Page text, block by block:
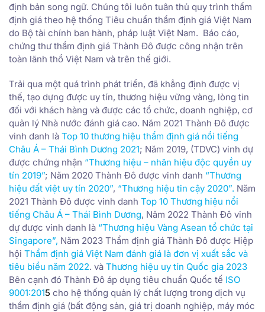
định bản song ngữ. Chúng tôi luôn tuân thủ quy trình thẩm
định giá theo hệ thống Tiêu chuẩn thẩm định giá Việt Nam
do Bộ tài chính ban hành, pháp luật Việt Nam. Báo cáo,
chứng thư thẩm định giá Thành Đô được công nhận trên
toàn lãnh thổ Việt Nam và trên thế giới.
Trải qua một quá trình phát triển, đã khẳng định được vị
thế, tạo dựng được uy tín, thương hiệu vững vàng, lòng tin
đối với khách hàng và được các tổ chức, doanh nghiệp, cơ
quản lý Nhà nước đánh giá cao. Năm 2021 Thành Đô được
vinh danh là Top 10 thương hiệu thẩm định giá nổi tiếng
Châu Á – Thái Bình Dương 2021; Năm 2019, (TDVC) vinh dự
được chứng nhận “Thương hiệu – nhãn hiệu độc quyền uy
tín 2019”; Năm 2020 Thành Đô được vinh danh “Thương
hiệu đất việt uy tín 2020”, “Thương hiệu tin cậy 2020”. Năm
2021 Thành Đô được vinh danh Top 10 Thương hiệu nổi
tiếng Châu Á – Thái Bình Dương, Năm 2022 Thành Đô vinh
dự được vinh danh là “Thương hiệu Vàng Asean tổ chức tại
Singapore”, Năm 2023 Thẩm định giá Thành Đô được Hiệp
hội Thẩm định giá Việt Nam đánh giá là đơn vị xuất sắc và
tiêu biểu năm 2022. và Thương hiệu uy tín Quốc gia 2023
Bên cạnh đó Thành Đô áp dụng tiêu chuẩn Quốc tế ISO
9001:2015 cho hệ thống quản lý chất lượng trong dịch vụ
thẩm định giá (bất động sản, giá trị doanh nghiệp, máy móc